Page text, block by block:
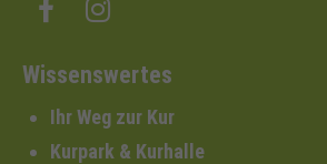
Wissenswertes
Ihr Weg zur Kur
Kurpark & Kurhalle